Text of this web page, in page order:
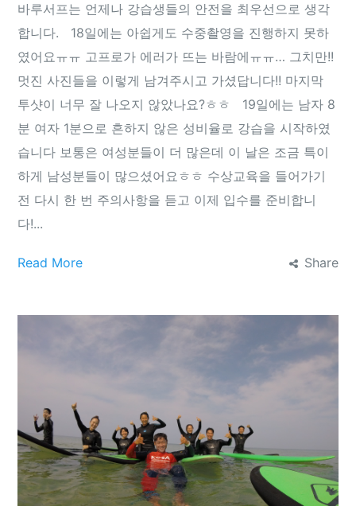
바루서프는 언제나 강습생들의 안전을 최우선으로 생각
합니다. 18일에는 아쉽게도 수중촬영을 진행하지 못하
였어요ㅠㅠ 고프로가 에러가 뜨는 바람에ㅠㅠ… 그치만!!
멋진 사진들을 이렇게 남겨주시고 가셨답니다!! 마지막
투샷이 너무 잘 나오지 않았나요?ㅎㅎ 19일에는 남자 8
분 여자 1분으로 흔하지 않은 성비율로 강습을 시작하였
습니다 보통은 여성분들이 더 많은데 이 날은 조금 특이
하게 남성분들이 많으셨어요ㅎㅎ 수상교육을 들어가기
전 다시 한 번 주의사항을 듣고 이제 입수를 준비합니
다!...
Read More Share